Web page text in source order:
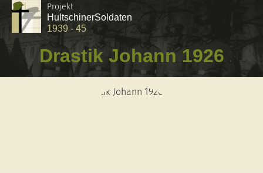
Projekt
HultschinerSoldaten
1939 - 45
Drastik Johann 1926